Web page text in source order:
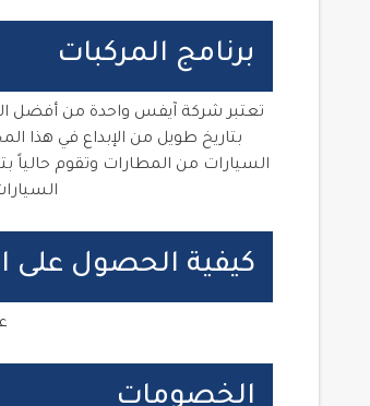
برنامج المركبات
تعتبر شركة آيفس واحدة من أفضل
بتاريخ طويل من الإبداع في هذا
السيارات
كيفية الحصول على
الخصومات